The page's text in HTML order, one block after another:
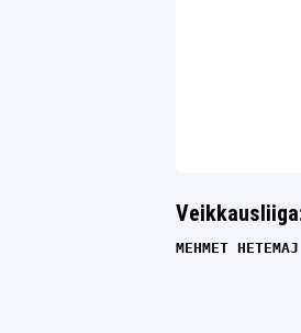
MEHMET HETEMAJ